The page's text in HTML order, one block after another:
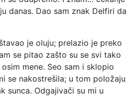
danas. Dao sam znak Delfiri da
je oluju; prelazio je preko
se pitao zašto su se svi tako
mene. Seo sam i sklopio
se nakostrešila; u tom položaju
sunca. Odgajivači su mi u